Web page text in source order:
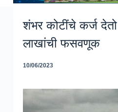
शंभर कोटींचे कर्ज
लाखांची फसवणूक
10/06/2023